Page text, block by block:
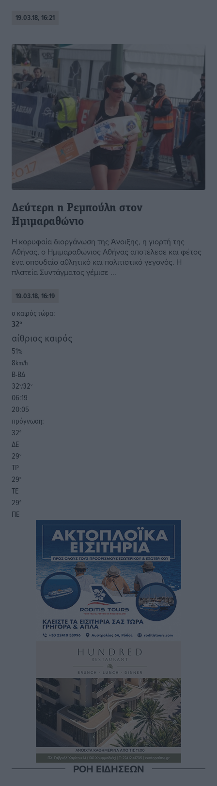
19.03.18, 16:21
Δεύτερη η Ρεμπούλη στον
Ημιμαραθώνιο
Η κορυφαία διοργάνωση της Άνοιξης, η γιορτή της
Αθήνας, ο Ημιμαραθώνιος Αθήνας αποτέλεσε και φέτος
ένα σπουδαίο αθλητικό και πολιτιστικό γεγονός. Η
πλατεία Συντάγματος γέμισε ...
19.03.18, 16:19
o καιρός τώρα:
32°
αίθριος καιρός
51%
8km/h
Β-ΒΔ
32°/32°
06:19
20:05
πρόγνωση:
32°
ΔΕ
29°
ΤΡ
29°
ΤΕ
29°
ΠΕ
ΡΟΗ ΕΙΔΗΣΕΩΝ